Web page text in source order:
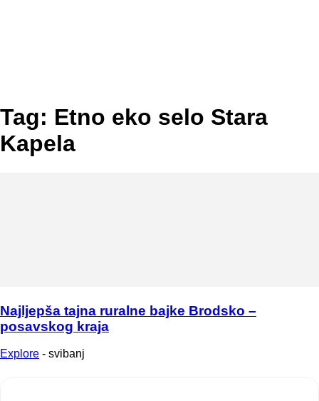
Tag: Etno eko selo Stara
Kapela
Najljepša tajna ruralne bajke Brodsko –
posavskog kraja
Explore - svibanj